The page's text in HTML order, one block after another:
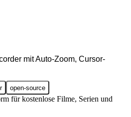
mit Auto-Zoom, Cursor-
open-source